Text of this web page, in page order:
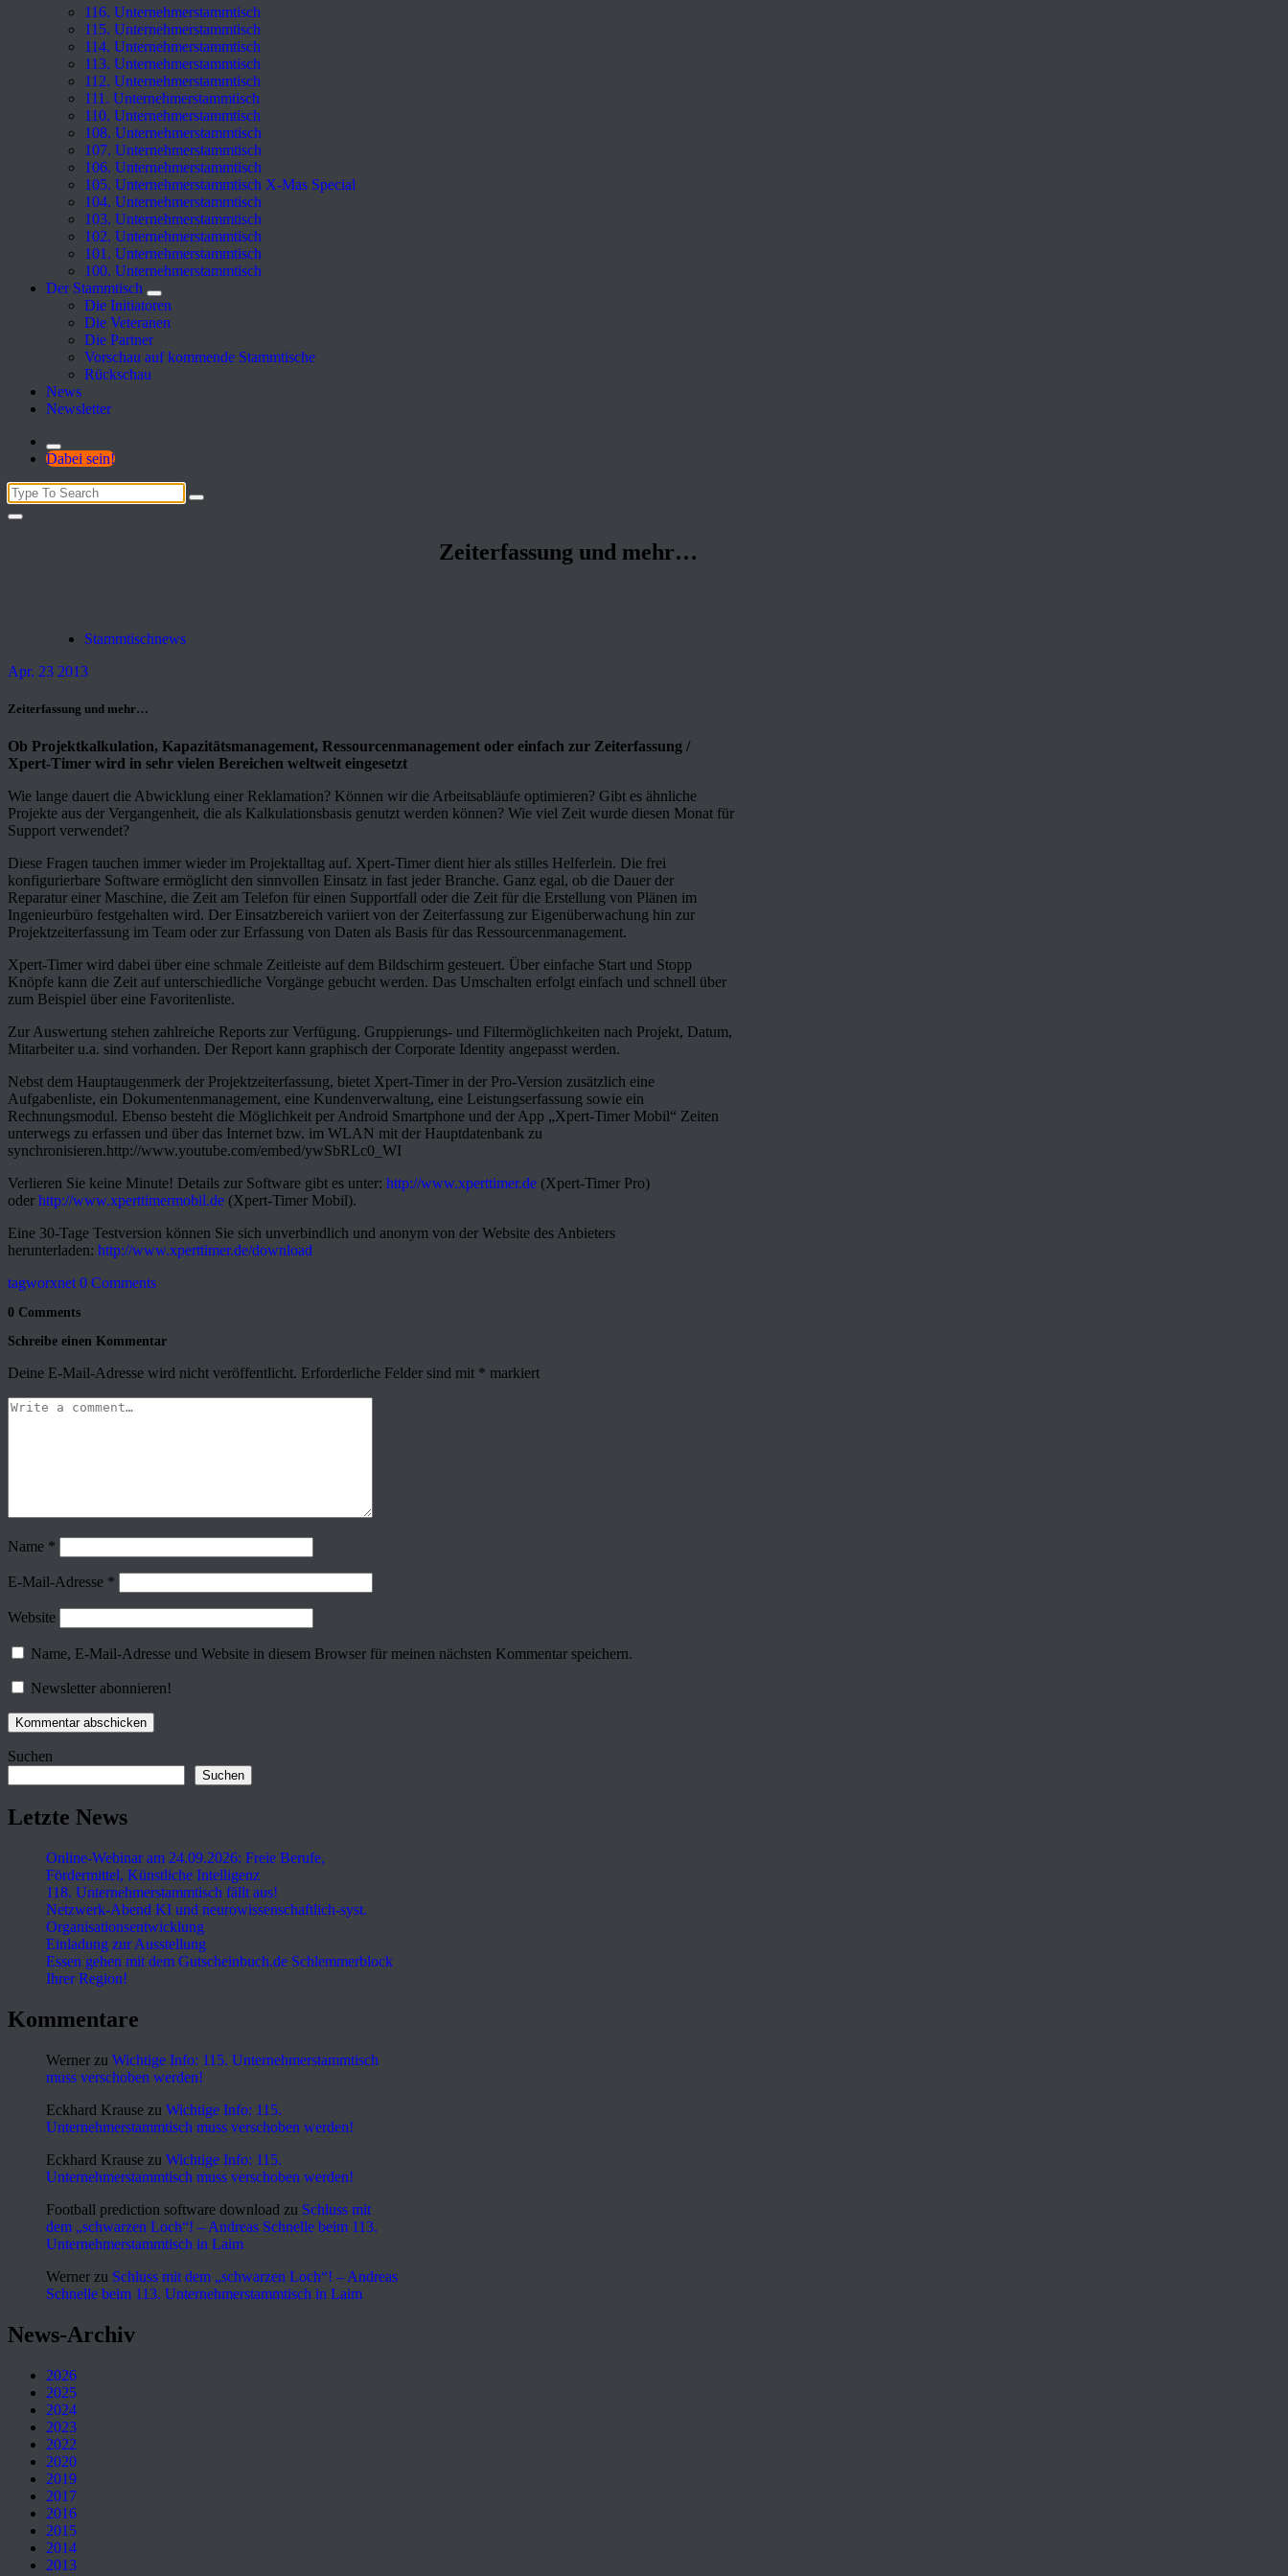
116. Unternehmerstammtisch
115. Unternehmerstammtisch
114. Unternehmerstammtisch
113. Unternehmerstammtisch
112. Unternehmerstammtisch
111. Unternehmerstammtisch
110. Unternehmerstammtisch
108. Unternehmerstammtisch
107. Unternehmerstammtisch
106. Unternehmerstammtisch
105. Unternehmerstammtisch X-Mas Special
104. Unternehmerstammtisch
103. Unternehmerstammtisch
102. Unternehmerstammtisch
101. Unternehmerstammtisch
100. Unternehmerstammtisch
Der Stammtisch
Die Initiatoren
Die Veteranen
Die Partner
Vorschau auf kommende Stammtische
Rückschau
News
Newsletter
Dabei sein!
Search
for:
Zeiterfassung und mehr…
Stammtischnews
Apr. 23 2013
Zeiterfassung und mehr…
Ob Projektkalkulation, Kapazitätsmanagement, Ressourcenmanagement oder einfach zur Zeiterfassung /
Xpert-Timer wird in sehr vielen Bereichen weltweit eingesetzt
Wie lange dauert die Abwicklung einer Reklamation? Können wir die Arbeitsabläufe optimieren? Gibt es ähnliche
Projekte aus der Vergangenheit, die als Kalkulationsbasis genutzt werden können? Wie viel Zeit wurde diesen Monat für
Support verwendet?
Diese Fragen tauchen immer wieder im Projektalltag auf. Xpert-Timer dient hier als stilles Helferlein. Die frei
konfigurierbare Software ermöglicht den sinnvollen Einsatz in fast jeder Branche. Ganz egal, ob die Dauer der
Reparatur einer Maschine, die Zeit am Telefon für einen Supportfall oder die Zeit für die Erstellung von Plänen im
Ingenieurbüro festgehalten wird. Der Einsatzbereich variiert von der Zeiterfassung zur Eigenüberwachung hin zur
Projektzeiterfassung im Team oder zur Erfassung von Daten als Basis für das Ressourcenmanagement.
Xpert-Timer wird dabei über eine schmale Zeitleiste auf dem Bildschirm gesteuert. Über einfache Start und Stopp
Knöpfe kann die Zeit auf unterschiedliche Vorgänge gebucht werden. Das Umschalten erfolgt einfach und schnell über
zum Beispiel über eine Favoritenliste.
Zur Auswertung stehen zahlreiche Reports zur Verfügung. Gruppierungs- und Filtermöglichkeiten nach Projekt, Datum,
Mitarbeiter u.a. sind vorhanden. Der Report kann graphisch der Corporate Identity angepasst werden.
Nebst dem Hauptaugenmerk der Projektzeiterfassung, bietet Xpert-Timer in der Pro-Version zusätzlich eine
Aufgabenliste, ein Dokumentenmanagement, eine Kundenverwaltung, eine Leistungserfassung sowie ein
Rechnungsmodul. Ebenso besteht die Möglichkeit per Android Smartphone und der App „Xpert-Timer Mobil“ Zeiten
unterwegs zu erfassen und über das Internet bzw. im WLAN mit der Hauptdatenbank zu
synchronisieren.http://www.youtube.com/embed/ywSbRLc0_WI
Verlieren Sie keine Minute! Details zur Software gibt es unter: http://www.xperttimer.de (Xpert-Timer Pro)
oder http://www.xperttimermobil.de (Xpert-Timer Mobil).
Eine 30-Tage Testversion können Sie sich unverbindlich und anonym von der Website des Anbieters
herunterladen: http://www.xperttimer.de/download
tagworxnet 0 Comments
0 Comments
Schreibe einen Kommentar
Deine E-Mail-Adresse wird nicht veröffentlicht. Erforderliche Felder sind mit * markiert
Name *
E-Mail-Adresse *
Website
Name, E-Mail-Adresse und Website in diesem Browser für meinen nächsten Kommentar speichern.
Newsletter abonnieren!
Suchen
Suchen
Letzte News
Online-Webinar am 24.09.2026: Freie Berufe,
Fördermittel, Künstliche Intelligenz
118. Unternehmerstammtisch fällt aus!
Netzwerk-Abend KI und neurowissenschaftlich-syst.
Organisationsentwicklung
Einladung zur Ausstellung
Essen gehen mit dem Gutscheinbuch.de Schlemmerblock
Ihrer Region!
Kommentare
Werner zu Wichtige Info: 115. Unternehmerstammtisch
muss verschoben werden!
Eckhard Krause zu Wichtige Info: 115.
Unternehmerstammtisch muss verschoben werden!
Eckhard Krause zu Wichtige Info: 115.
Unternehmerstammtisch muss verschoben werden!
Football prediction software download zu Schluss mit
dem „schwarzen Loch“! – Andreas Schnelle beim 113.
Unternehmerstammtisch in Laim
Werner zu Schluss mit dem „schwarzen Loch“! – Andreas
Schnelle beim 113. Unternehmerstammtisch in Laim
News-Archiv
2026
2025
2024
2023
2022
2020
2019
2017
2016
2015
2014
2013